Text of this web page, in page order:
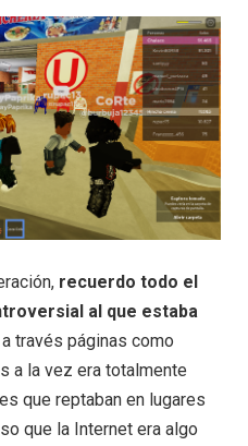
recuerdo todo el
al que estaba
a través páginas como
a la vez era totalmente
que reptaban en lugares
que la Internet era algo